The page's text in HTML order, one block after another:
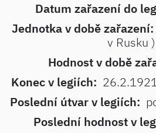
Datum zařazení do
Jednotka v době zařazení:
v Rusku )
Hodnost v době
Konec v legiích:
Poslední útvar v legiích:
Poslední hodnost v